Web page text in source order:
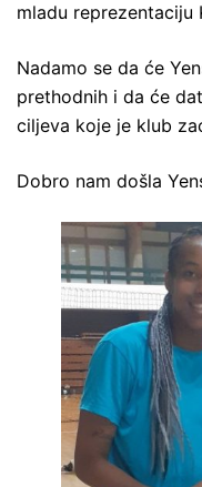
mladu reprezentaciju
Nadamo se da će
prethodnih i da će
ciljeva koje je klub
Dobro nam došla